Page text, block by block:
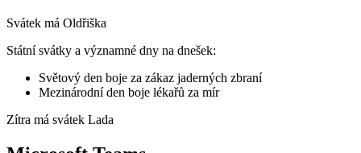
Svátek má Oldřiška
Státní svátky a významné dny na dnešek:
Světový den boje za zákaz jaderných zbraní
Mezinárodní den boje lékařů za mír
Zítra má svátek Lada